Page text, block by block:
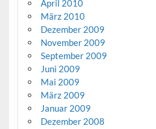
April 2010
März 2010
Dezember 2009
November 2009
September 2009
Juni 2009
Mai 2009
März 2009
Januar 2009
Dezember 2008